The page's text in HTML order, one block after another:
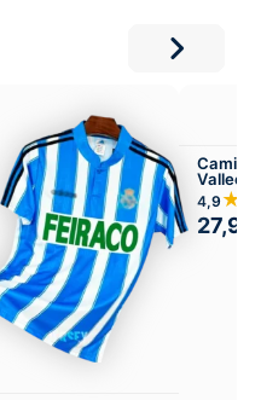
Local
4,9
27,99